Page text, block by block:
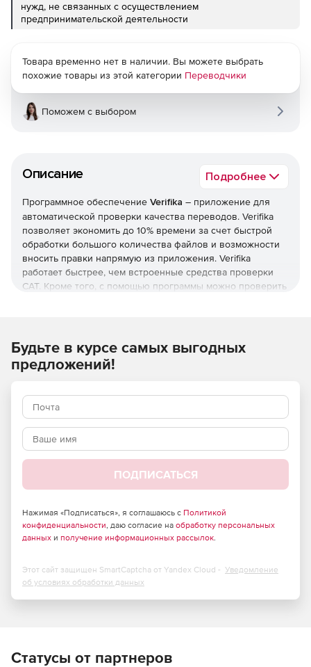
нужд, не связанных с осуществлением
предпринимательской деятельности
Описание Подробнее
Программное обеспечение Verifika – приложение для
автоматической проверки качества переводов. Verifika
позволяет экономить до 10% времени за счет быстрой
обработки большого количества файлов и возможности
вносить правки напрямую из приложения. Verifika
работает быстрее, чем встроенные средства проверки
CAT. Кроме того, с помощью программы можно проверить
Список ошибок, которые программа автоматически
обнаруживает и позволяет отредактировать на лету:
Не переведенные сегменты.
Слова, которые не должны переводиться.
Соблюдение базовых правил языка перевода.
Форматирование текста.
Повторяющиеся слова.
Последовательность перевода.
Товара временно нет в наличии. Вы можете выбрать
похожие товары из этой категории Переводчики
Поможем с выбором
Будьте в курсе самых выгодных
предложений!
ПОДПИСАТЬСЯ
Нажимая «Подписаться», я соглашаюсь с Политикой
конфиденциальности, даю согласие на обработку персональных
данных и получение информационных рассылок.
Этот сайт защищен SmartCaptcha от Yandex Cloud - Уведомление
об условиях обработки данных
Статусы от партнеров